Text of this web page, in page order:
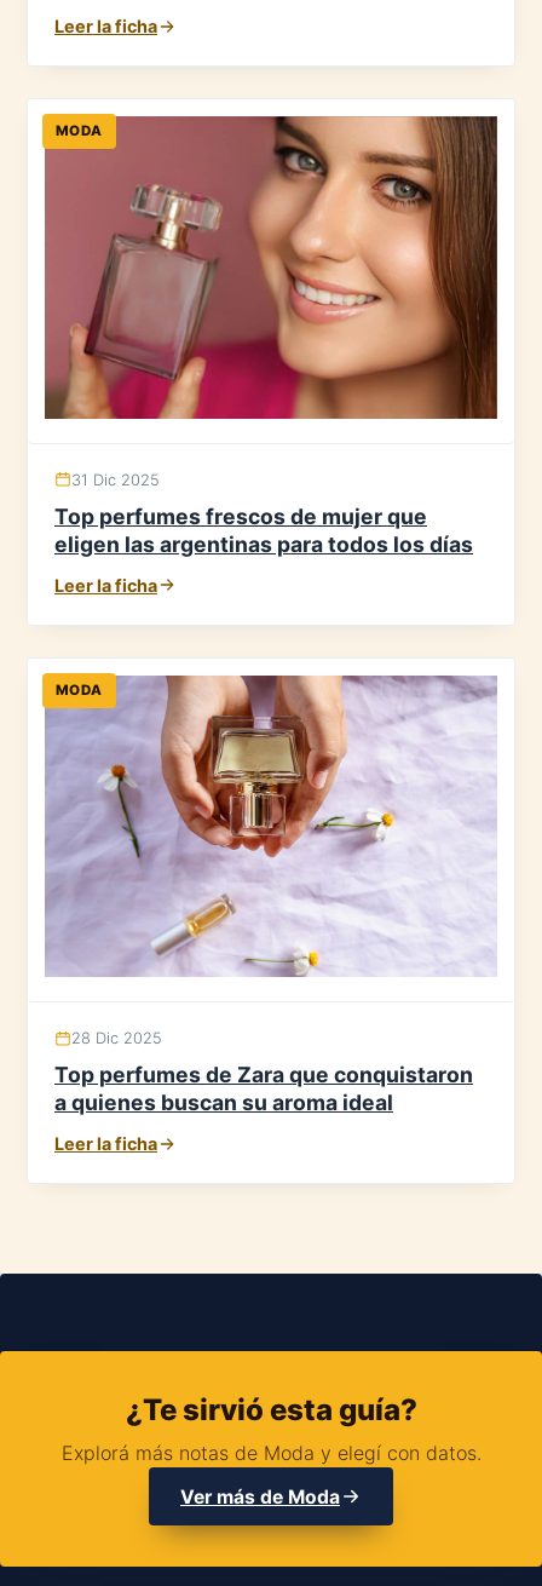
Leer la ficha
MODA
31 Dic 2025
Top perfumes frescos de mujer que
eligen las argentinas para todos los días
Leer la ficha
MODA
28 Dic 2025
Top perfumes de Zara que conquistaron
a quienes buscan su aroma ideal
Leer la ficha
¿Te sirvió esta guía?
Explorá más notas de Moda y elegí con datos.
Ver más de Moda